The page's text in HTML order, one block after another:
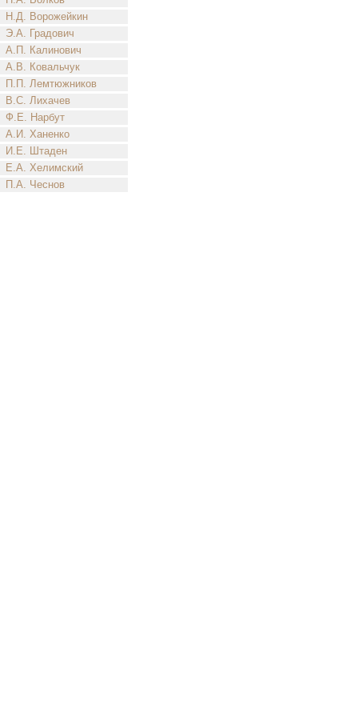
Н.Д. Ворожейкин
Э.А. Градович
А.П. Калинович
А.В. Ковальчук
П.П. Лемтюжников
В.С. Лихачев
Ф.Е. Нарбут
А.И. Ханенко
И.Е. Штаден
Е.А. Хелимский
П.А. Чеснов